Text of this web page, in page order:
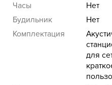
Часы
Нет
Будильник
Нет
Комплектация
для